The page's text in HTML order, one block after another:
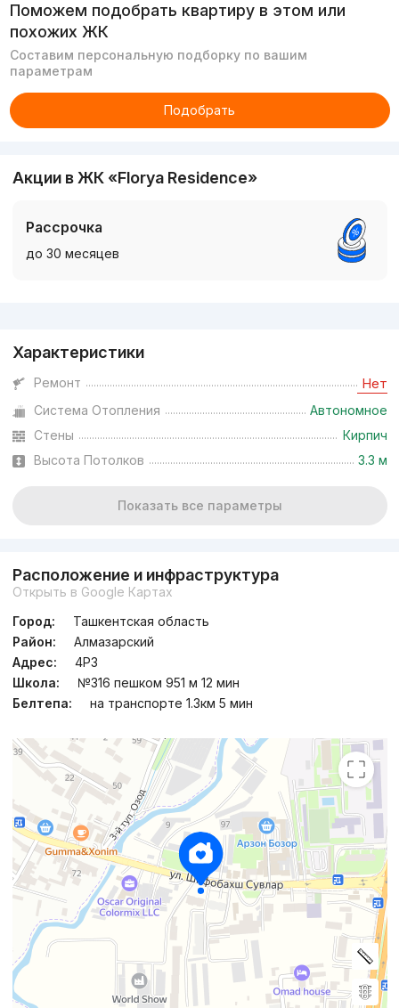
Поможем подобрать квартиру в этом или
похожих ЖК
Составим персональную подборку по вашим
параметрам
Подобрать
Акции в ЖК «Florya Residence»
Рассрочка
до 30 месяцев
Характеристики
Ремонт Нет
Система Отопления
Автономное
Стены
Кирпич
Высота Потолков
3.3 м
Показать все параметры
Расположение и инфраструктура
Открыть в Google Картах
Город:
Ташкентская область
Район:
Алмазарский
Адрес:
4Р3
Школа:
№316 пешком 951 м 12 мин
Белтепа:
на транспорте 1.3км 5 мин